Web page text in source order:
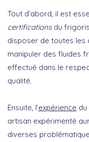
Tout d’abord, il est
certificationsdu
disposer de toutes les
manipuler des fluides
effectué dans le
qualité.
Ensuite, l’expérience
artisan expérimenté
diverses